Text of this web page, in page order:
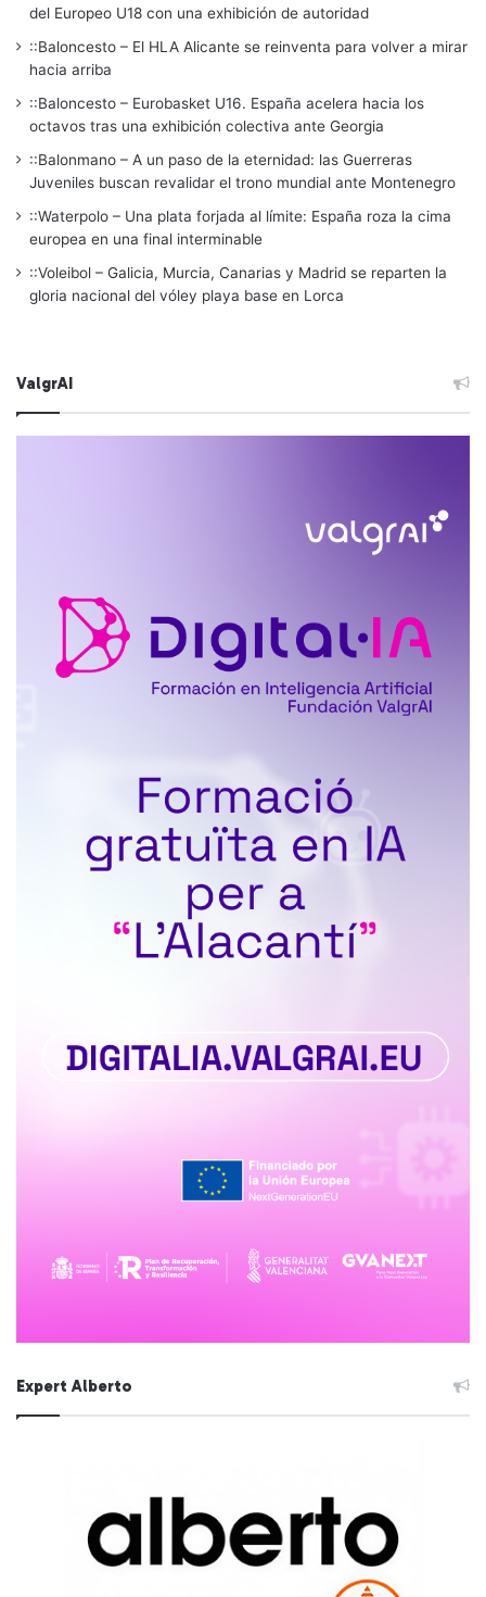
del Europeo U18 con una exhibición de autoridad
::Baloncesto – El HLA Alicante se reinventa para volver a mirar
hacia arriba
::Baloncesto – Eurobasket U16. España acelera hacia los
octavos tras una exhibición colectiva ante Georgia
::Balonmano – A un paso de la eternidad: las Guerreras
Juveniles buscan revalidar el trono mundial ante Montenegro
::Waterpolo – Una plata forjada al límite: España roza la cima
europea en una final interminable
::Voleibol – Galicia, Murcia, Canarias y Madrid se reparten la
gloria nacional del vóley playa base en Lorca
ValgrAI
Expert Alberto